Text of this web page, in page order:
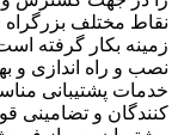
نقاط مختلف بزرگراه
زمینه بکار گرفته
نصب و راه اندازی و
خدمات پشتیبانی
کنندگان و تضامینی